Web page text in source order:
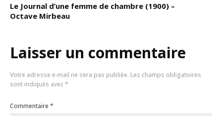
Le Journal d’une femme de chambre (1900) –
Octave Mirbeau
Laisser un commentaire
Votre adresse e-mail ne sera pas publiée. Les champs obligatoires
sont indiqués avec *
Commentaire *